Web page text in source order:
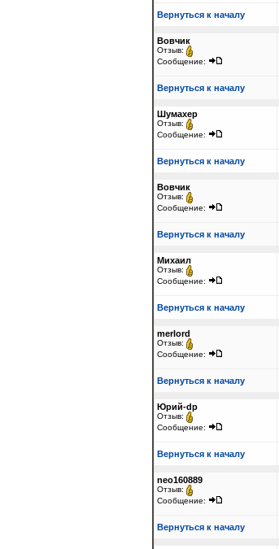
Вернуться к началу
Вовчик
Отзыв:
Сообщение:
Вернуться к началу
Шумахер
Отзыв:
Сообщение:
Вернуться к началу
Вовчик
Отзыв:
Сообщение:
Вернуться к началу
Михаил
Отзыв:
Сообщение:
Вернуться к началу
merlord
Отзыв:
Сообщение:
Вернуться к началу
Юрий-dp
Отзыв:
Сообщение:
Вернуться к началу
neo160889
Отзыв:
Сообщение:
Вернуться к началу